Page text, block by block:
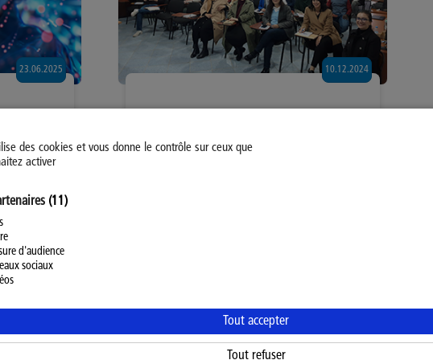
des cookies et vous donne le contrôle sur ceux que
activer
(11)
d'audience
sociaux
Tout accepter
Tout refuser
en
23.06.2025
énergies renouvelables
10.12.2024
Cookies